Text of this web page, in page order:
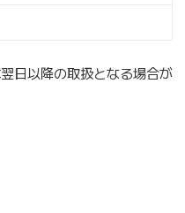
日以降の取扱となる場合が